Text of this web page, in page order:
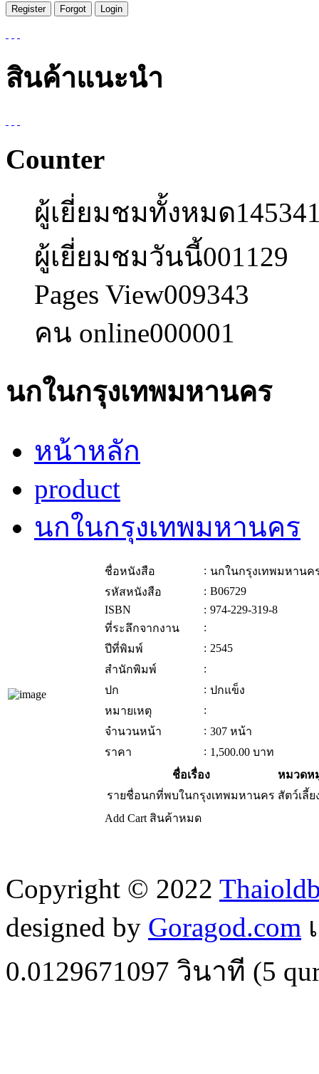
สินค้าแนะนำ
Counter
ผู้เยี่ยมชมทั้งหมด
ผู้เยี่ยมชมวันนี้001129
Pages View009343
คน online000001
นกในกรุงเทพมหานคร
หน้าหลัก
product
นกในกรุงเทพมหานคร
ชื่อหนังสือ : นกในกรุงเทพมหานค
รหัสหนังสือ
: B06729
ISBN
: 974-229-319-8
ที่ระลึกจากงาน
:
ปีที่พิมพ์
: 2545
สำนักพิมพ์
:
ปก
: ปกแข็ง
หมายเหตุ
:
จำนวนหน้า
: 307 หน้า
ราคา
: 1,500.00 บาท
ชื่อเรื่อง
หมวดห
รายชื่อนกที่พบในกรุงเทพมหานคร สัตว์เลี้ย
Add Cart สินค้าหมด
Copyright © 2022
designed by Goragod.com
0.0129671097 วินาที (5